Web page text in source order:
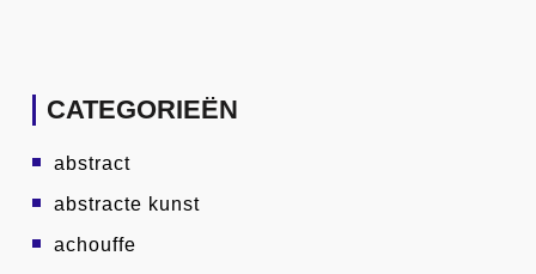
CATEGORIEËN
abstract
abstracte kunst
achouffe